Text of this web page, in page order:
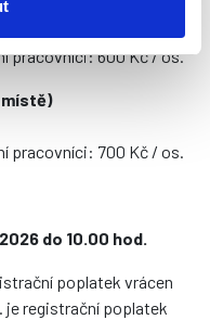
pracovníci: 600 Kč / os.
místě)
pracovníci: 700 Kč / os.
2026 do 10.00 hod.
poplatek vrácen
je registrační poplatek